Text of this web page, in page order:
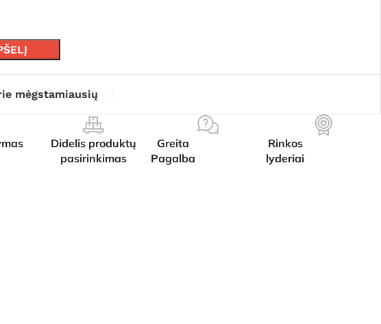
mėgstamiausių
Didelis produktų
pasirinkimas
Greita
Pagalba
Rinkos
lyderiai